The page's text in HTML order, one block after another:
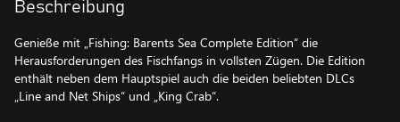
Beschreibung
Genieße mit „Fishing: Barents Sea Complete Edition“ die
Herausforderungen des Fischfangs in vollsten Zügen. Die Edition
enthält neben dem Hauptspiel auch die beiden beliebten DLCs
„Line and Net Ships“ und „King Crab“.